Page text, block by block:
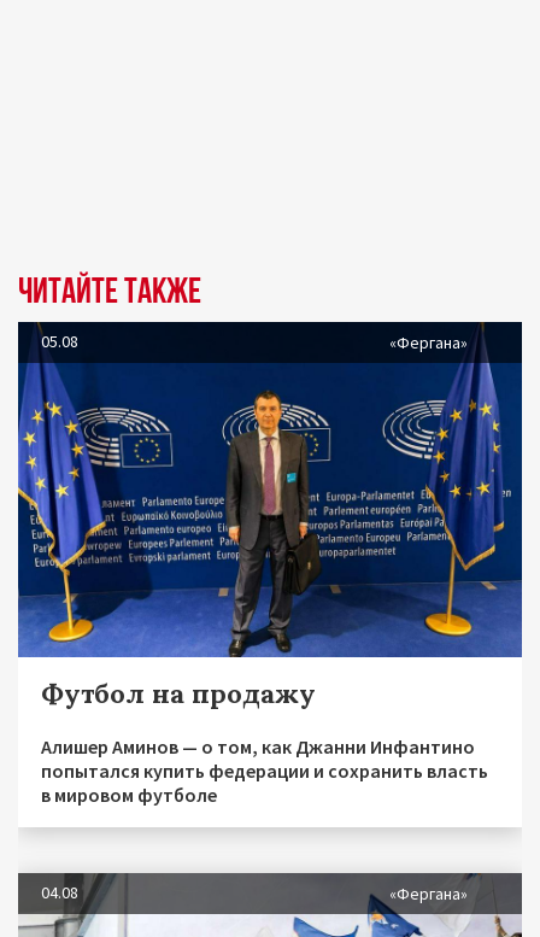
Читайте также
05.08 «Фергана»
Футбол на продажу
Алишер Аминов — о том, как Джанни Инфантино
попытался купить федерации и сохранить власть
в мировом футболе
04.08 «Фергана»